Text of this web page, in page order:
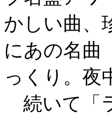
かしい曲、
にあの名曲
っくり。夜
続いて「